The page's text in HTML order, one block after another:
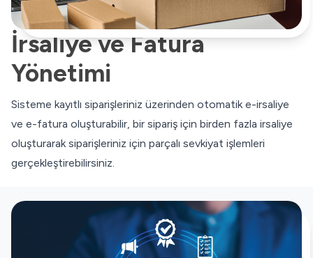
İrsaliye ve Fatura
Yönetimi
Sisteme kayıtlı siparişleriniz üzerinden otomatik e-irsaliye
ve e-fatura oluşturabilir, bir sipariş için birden fazla irsaliye
oluşturarak siparişleriniz için parçalı sevkiyat işlemleri
gerçekleştirebilirsiniz.